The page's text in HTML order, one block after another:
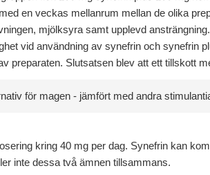
en veckas mellanrum mellan de olika
mjölksyra samt upplevd
vid användning av synefrin och synefrin
preparaten. Slutsatsen blev att ett tillskott
för magen - jämfört med andra
kring 40 mg per dag. Synefrin kan
inte dessa två ämnen tillsammans.